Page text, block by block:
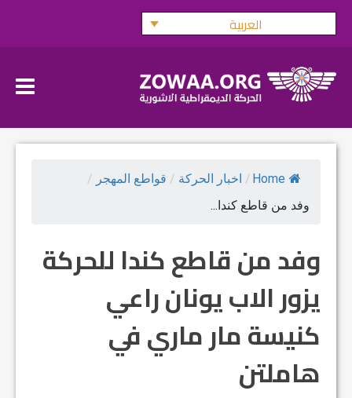
Skip
العربية
Home
/ اخبار الحركة / قواطع المهجر /
وفد من قاطع كندا...
وفد من قاطع كندا للحركة
يزور الاب يونان راعي
كنيسة مار ماري في
هاملتن